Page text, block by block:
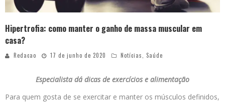
Hipertrofia: como manter o ganho de massa muscular em
casa?
Redacao 17 de junho de 2020 Notícias, Saúde
Especialista dá dicas de exercícios e alimentação
Para quem gosta de se exercitar e manter os músculos definidos,